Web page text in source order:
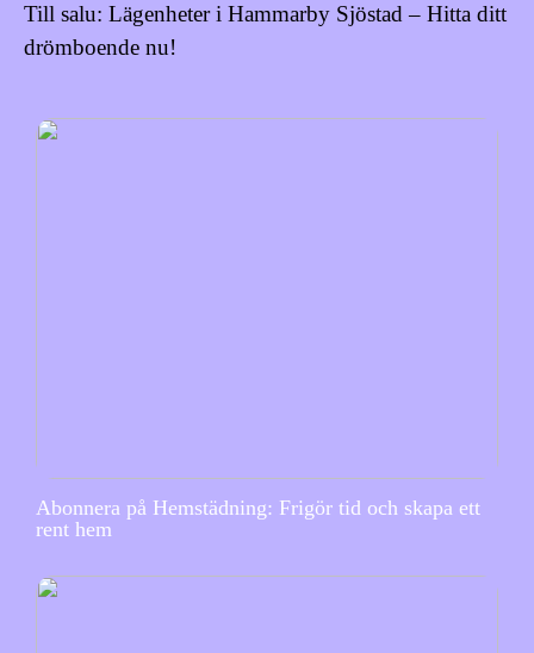
Till salu: Lägenheter i Hammarby Sjöstad – Hitta ditt
drömboende nu!
Abonnera på Hemstädning: Frigör tid och skapa ett
rent hem